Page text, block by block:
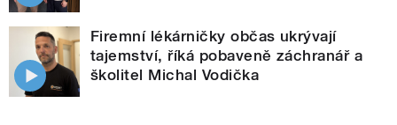
Firemní lékárničky občas ukrývají
tajemství, říká pobaveně záchranář a
školitel Michal Vodička